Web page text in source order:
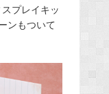
プレイキッ
ンもついて